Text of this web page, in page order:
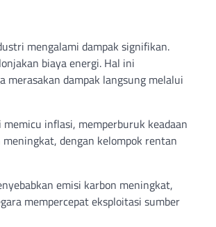
mengalami dampak signifikan.
biaya energi. Hal ini
merasakan dampak langsung melalui
inflasi, memperburuk keadaan
dengan kelompok rentan
emisi karbon meningkat,
mempercepat eksploitasi sumber